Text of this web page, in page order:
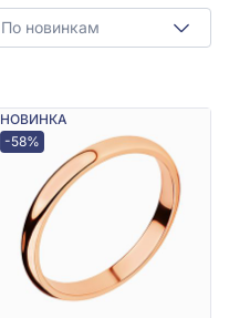
По новинкам
НОВИНКА
-58%